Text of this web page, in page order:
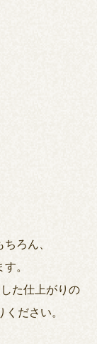
ろん、
。
た仕上がりの
ださい。